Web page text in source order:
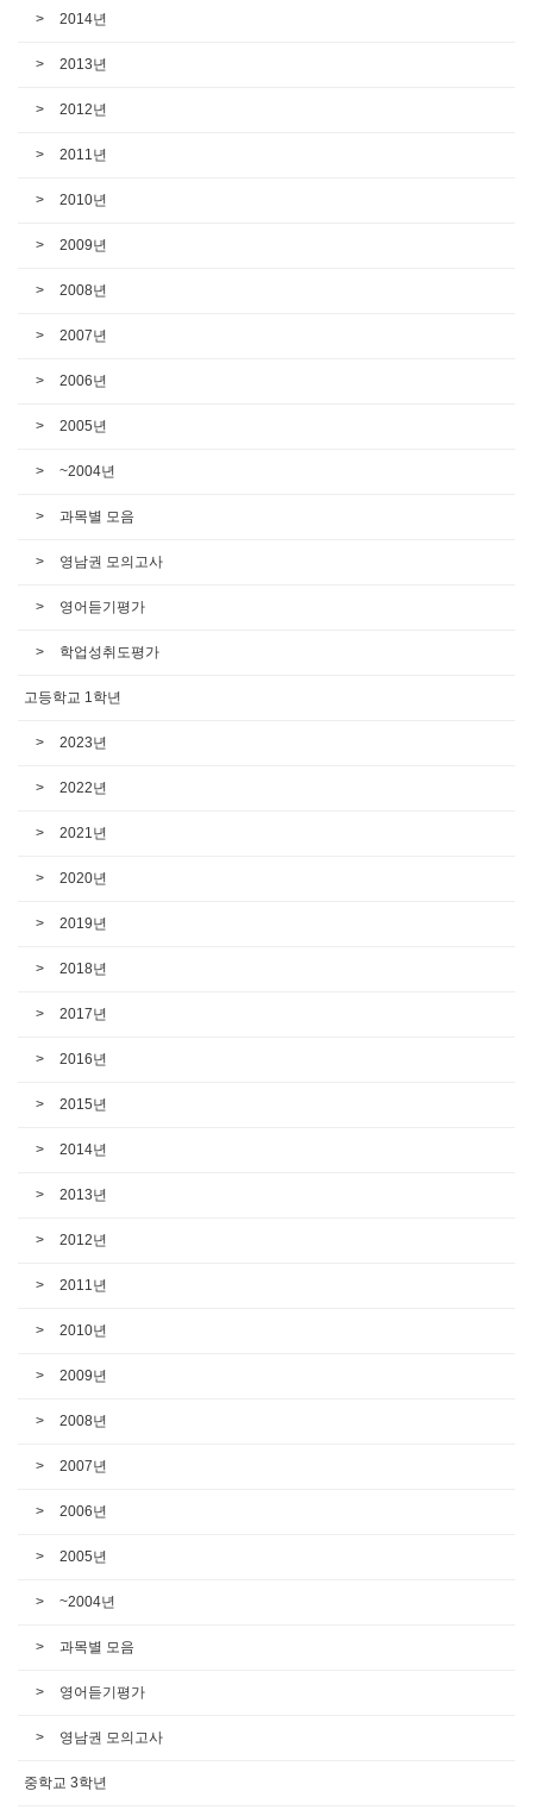
2014년
2013년
2012년
2011년
2010년
2009년
2008년
2007년
2006년
2005년
~2004년
과목별 모음
영남권 모의고사
영어듣기평가
학업성취도평가
고등학교 1학년
2023년
2022년
2021년
2020년
2019년
2018년
2017년
2016년
2015년
2014년
2013년
2012년
2011년
2010년
2009년
2008년
2007년
2006년
2005년
~2004년
과목별 모음
영어듣기평가
영남권 모의고사
중학교 3학년